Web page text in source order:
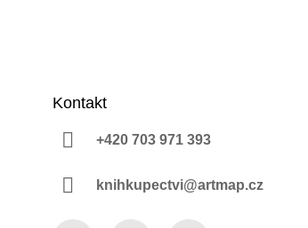
Kontakt
+420 703 971 393
knihkupectvi@artmap.cz